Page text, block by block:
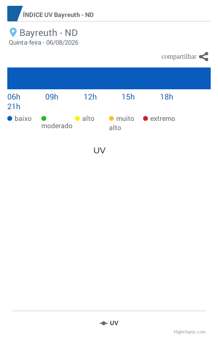
ÍNDICE UV Bayreuth - ND
Bayreuth - ND
Quinta-feira - 06/08/2026
06h 09h 12h 15h
18h
21h
baixo
moderado
alto
muito
alto
extremo
UV
UV
Highcharts.com